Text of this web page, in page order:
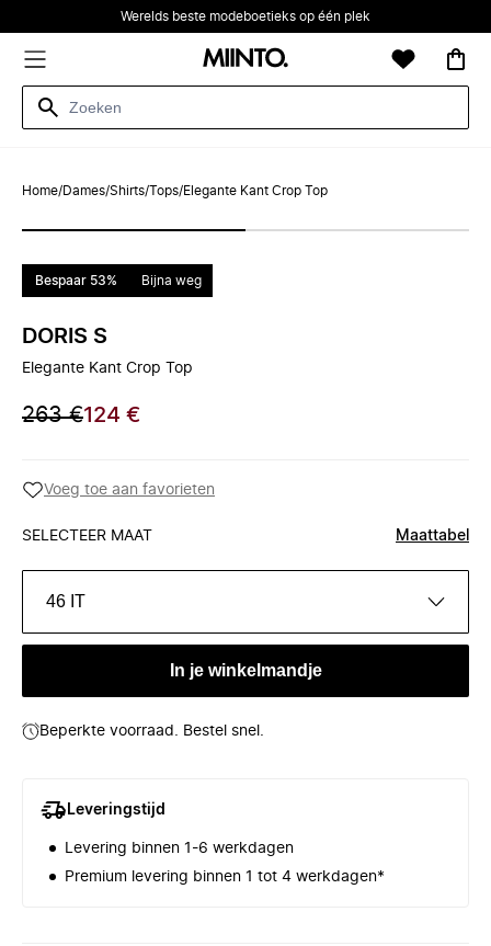
Werelds beste modeboetieks op één plek
Home/Dames/Shirts/Tops/Elegante Kant Crop Top
Bespaar 53% Bijna weg
DORIS S
Elegante Kant Crop Top
263 €124 €
Voeg toe aan favorieten
SELECTEER MAAT Maattabel
46 IT
In je winkelmandje
Beperkte voorraad. Bestel snel.
Leveringstijd
Levering binnen 1-6 werkdagen
Premium levering binnen 1 tot 4 werkdagen*